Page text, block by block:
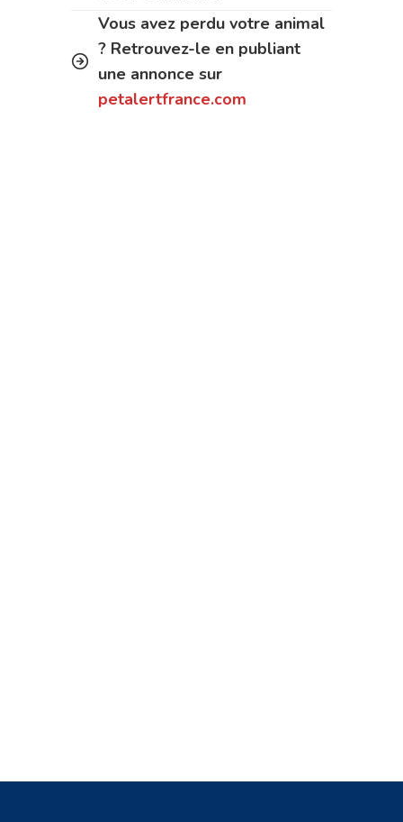
Vous avez perdu votre animal
? Retrouvez-le en publiant
une annonce sur
petalertfrance.com